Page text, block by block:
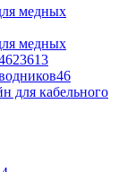
медных
медных
13
46
для кабельного